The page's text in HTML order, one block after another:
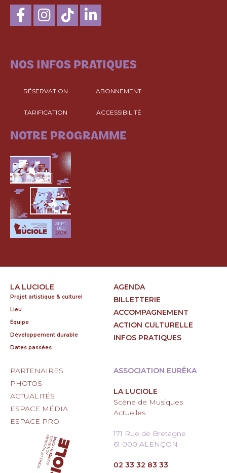
NOS INFOS PRATIQUES
RÉSERVATION ABONNEMENT
TARIFICATION ACCESSIBILITÉ
NOTRE PROGRAMME
LA LUCIOLE
Projet artistique & culturel
Lieu
Équipe
Développement durable
Dates passées
AGENDA
BILLETTERIE
ACCOMPAGNEMENT
ACTION CULTURELLE
INFOS PRATIQUES
PARTENAIRES
PHOTOS
ACTUALITÉS
ESPACE MÉDIA
ESPACE PRO
ASSOCIATION EURÊKA
LA LUCIOLE
Scène de Musiques
Actuelles
171 Rue de Bretagne
61 000 ALENÇON
02 33 32 83 33